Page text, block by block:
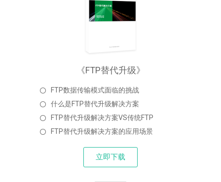
《FTP替代升级》
FTP数据传输模式面临的挑战
什么是FTP替代升级解决方案
FTP替代升级解决方案VS传统FTP
FTP替代升级解决方案的应用场景
立即下载